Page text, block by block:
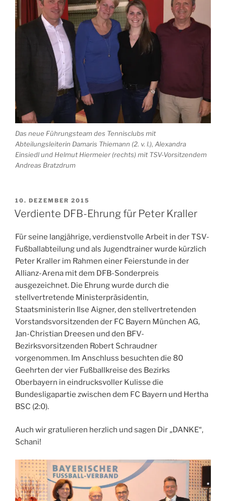
Das neue Führungsteam des Tennisclubs mit
Abteilungsleiterin Damaris Thiemann (2. v. l.), Alexandra
Einsiedl und Helmut Hiermeier (rechts) mit TSV-Vorsitzendem
Andreas Bratzdrum
VERÖFFENTLICHT
AM
10. DEZEMBER 2015
Verdiente DFB-Ehrung für Peter Kraller
Für seine langjährige, verdienstvolle Arbeit in der TSV-
Fußballabteilung und als Jugendtrainer wurde kürzlich
Peter Kraller im Rahmen einer Feierstunde in der
Allianz-Arena mit dem DFB-Sonderpreis
ausgezeichnet. Die Ehrung wurde durch die
stellvertretende Ministerpräsidentin,
Staatsministerin Ilse Aigner, den stellvertretenden
Vorstandsvorsitzenden der FC Bayern München AG,
Jan-Christian Dreesen und den BFV-
Bezirksvorsitzenden Robert Schraudner
vorgenommen. Im Anschluss besuchten die 80
Geehrten der vier Fußballkreise des Bezirks
Oberbayern in eindrucksvoller Kulisse die
Bundesligapartie zwischen dem FC Bayern und Hertha
BSC (2:0).
Auch wir gratulieren herzlich und sagen Dir „DANKE“,
Schani!